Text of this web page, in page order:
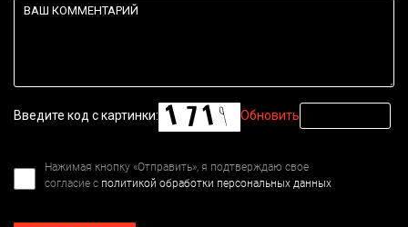
Введите код с картинки: Обновить
Нажимая кнопку «Отправить», я подтверждаю свое
согласие с политикой обработки персональных данных